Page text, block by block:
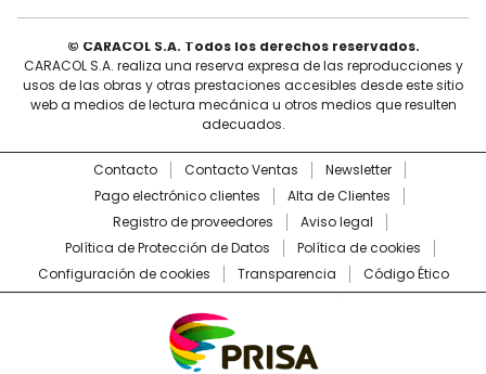
© CARACOL S.A. Todos los derechos reservados.
CARACOL S.A. realiza una reserva expresa de las reproducciones y
usos de las obras y otras prestaciones accesibles desde este sitio
web a medios de lectura mecánica u otros medios que resulten
adecuados.
Contacto Contacto Ventas
Newsletter
Pago electrónico clientes
Alta de Clientes
Registro de proveedores
Aviso legal
Política de Protección de Datos
Política de cookies
Configuración de cookies
Transparencia Código Ético